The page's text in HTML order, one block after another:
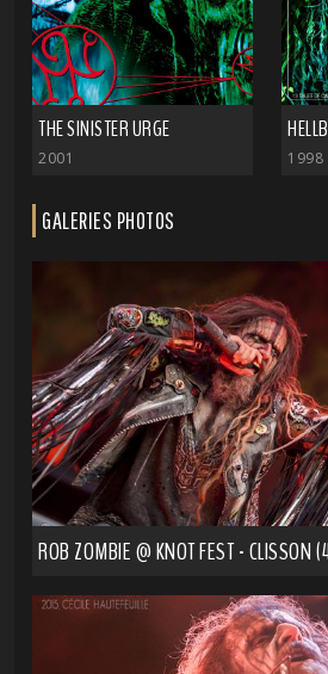
THE SINISTER URGE
2001 1998
GALERIES PHOTOS
ROB ZOMBIE @ KNOT FEST -